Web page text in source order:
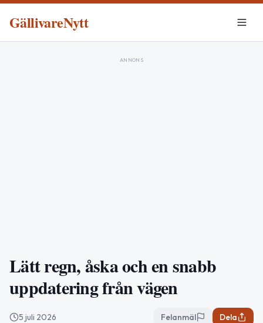
GällivareNytt
ANNONS
Lätt regn, åska och en snabb
uppdatering från vägen
5 juli 2026 Felanmäl Dela